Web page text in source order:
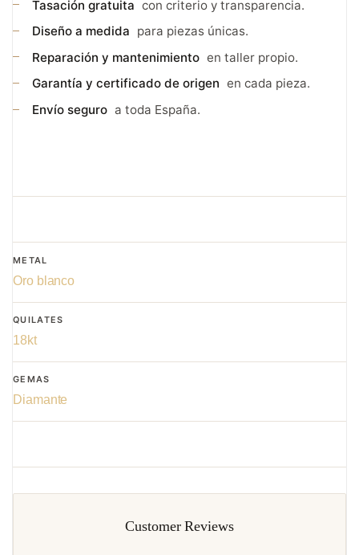
Tasación gratuita con criterio y transparencia.
Diseño a medida para piezas únicas.
Reparación y mantenimiento en taller propio.
Garantía y certificado de origen en cada pieza.
Envío seguro a toda España.
METAL
Oro blanco
QUILATES
18kt
GEMAS
Diamante
Customer Reviews